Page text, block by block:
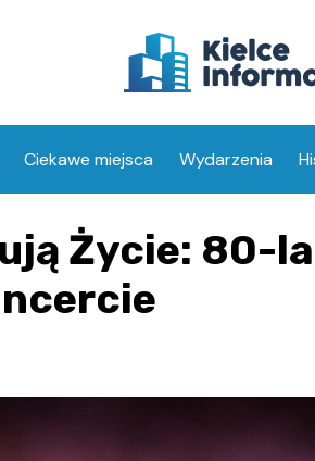
Ciekawe miejsca Wydarzenia
Życie: 80-